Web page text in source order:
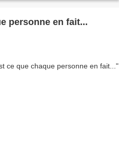
personne en fait...